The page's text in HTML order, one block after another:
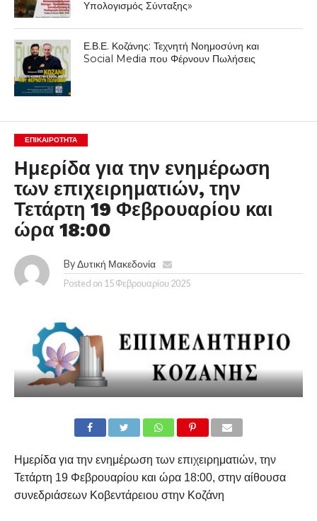
Υπολογισμός Σύνταξης»
Ε.Β.Ε. Κοζάνης: Τεχνητή Νοημοσύνη και
Social Media που Φέρνουν Πωλήσεις
ΕΠΙΚΑΙΡΟΤΗΤΑ
Ημερίδα για την ενημέρωση
των επιχειρηματιών, την
Τετάρτη 19 Φεβρουαρίου και
ώρα 18:00
By Δυτική Μακεδονία
Posted on 15 Φεβρουαρίου 2025
Ημερίδα για την ενημέρωση των επιχειρηματιών, την
Τετάρτη 19 Φεβρουαρίου και ώρα 18:00, στην αίθουσα
συνεδριάσεων Κοβεντάρειου στην Κοζάνη